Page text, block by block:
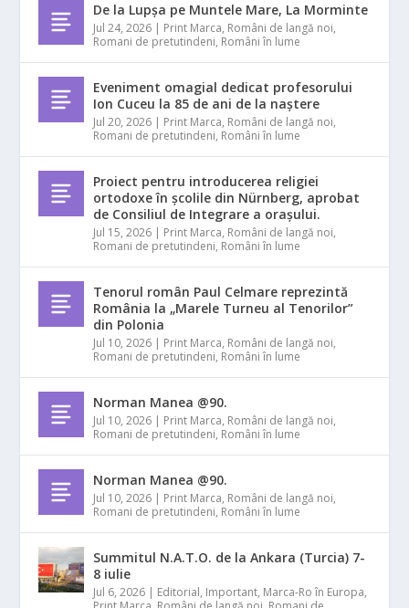
De la Lupșa pe Muntele Mare, La Morminte
Jul 24, 2026 | Print Marca, Români de langă noi,
Romani de pretutindeni, Români în lume
Eveniment omagial dedicat profesorului
Ion Cuceu la 85 de ani de la naștere
Jul 20, 2026 | Print Marca, Români de langă noi,
Romani de pretutindeni, Români în lume
Proiect pentru introducerea religiei
ortodoxe în școlile din Nürnberg, aprobat
de Consiliul de Integrare a orașului.
Jul 15, 2026 | Print Marca, Români de langă noi,
Romani de pretutindeni, Români în lume
Tenorul român Paul Celmare reprezintă
România la „Marele Turneu al Tenorilor”
din Polonia
Jul 10, 2026 | Print Marca, Români de langă noi,
Romani de pretutindeni, Români în lume
Norman Manea @90.
Jul 10, 2026 | Print Marca, Români de langă noi,
Romani de pretutindeni, Români în lume
Norman Manea @90.
Jul 10, 2026 | Print Marca, Români de langă noi,
Romani de pretutindeni, Români în lume
Summitul N.A.T.O. de la Ankara (Turcia) 7-
8 iulie
Jul 6, 2026 | Editorial, Important, Marca-Ro în Europa,